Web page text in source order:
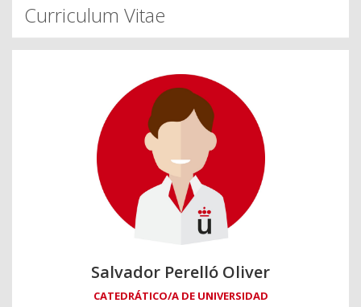
Curriculum Vitae
Salvador Perelló Oliver
CATEDRÁTICO/A DE UNIVERSIDAD